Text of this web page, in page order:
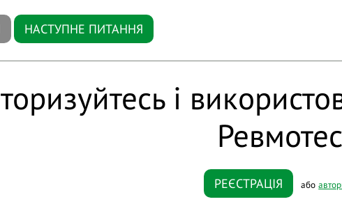
НАСТУПНЕ ПИТАННЯ
і
РЕЄСТРАЦІЯ або